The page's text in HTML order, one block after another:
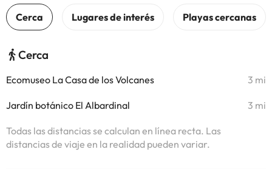
Cerca
Ecomuseo La Casa de los Volcanes 3 mi
Jardín botánico El Albardinal 3 mi
Todas las distancias se calculan en línea recta. Las
distancias de viaje en la realidad pueden variar.